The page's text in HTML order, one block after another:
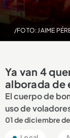
/FOTO: JAIME
Ya van 4
alborada de
El cuerpo de
uso de
01 de diciembre